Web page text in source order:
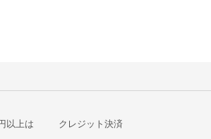
以上は クレジット決済